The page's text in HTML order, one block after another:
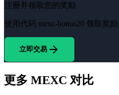
注册并领取您的奖励
使用代码 mexc-bonus20 领取奖励
立即交易
更多 MEXC 对比